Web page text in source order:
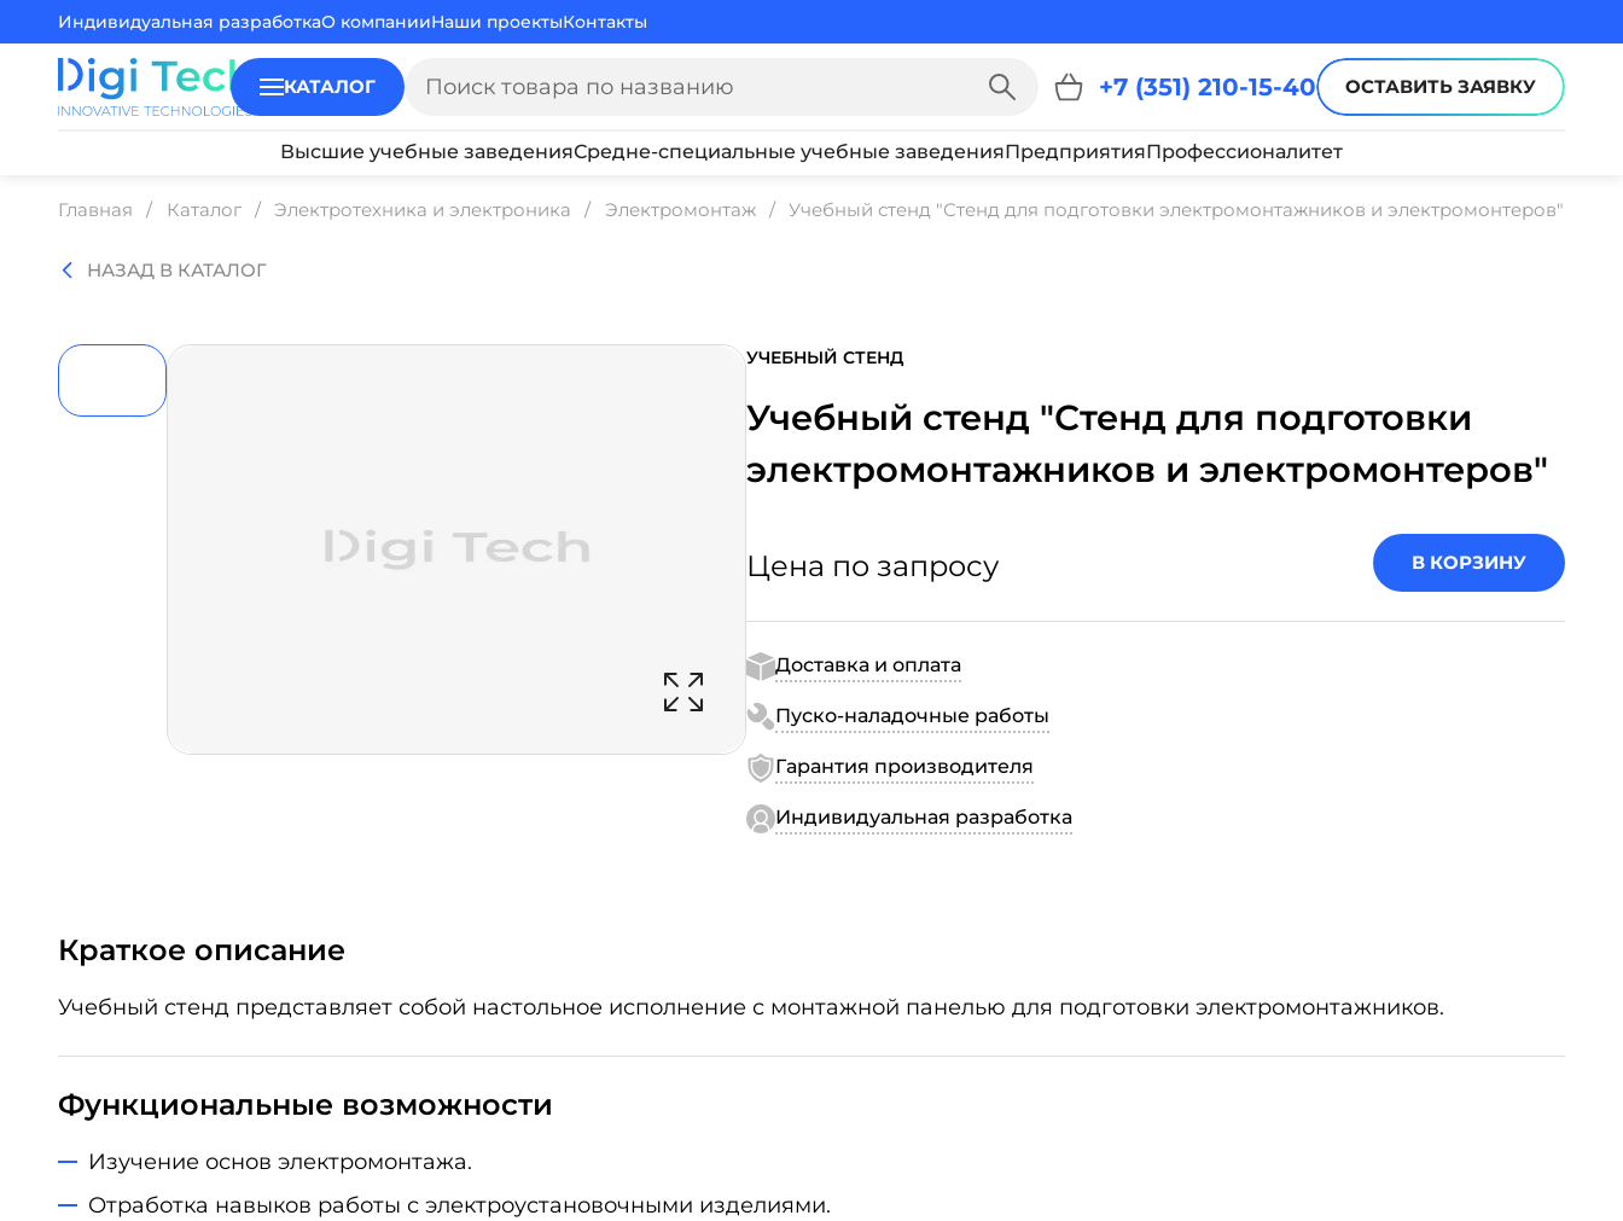
Индивидуальная разработкаО компанииНаши проектыКонтакты
КАТАЛОГ +7 (351) 210-15-40 ОСТАВИТЬ ЗАЯВКУ
Высшие учебные заведенияСредне-специальные учебные заведенияПредприятияПрофессионалитет
Главная Каталог Электротехника и электроника Электромонтаж Учебный стенд "Стенд для подготовки электромонтажников и электромонтеров"
НАЗАД В КАТАЛОГ
УЧЕБНЫЙ СТЕНД
Учебный стенд "Стенд для подготовки
электромонтажников и электромонтеров"
Цена по запросу В КОРЗИНУ
Доставка и оплата
Пуско-наладочные работы
Гарантия производителя
Индивидуальная разработка
Краткое описание
Учебный стенд представляет собой настольное исполнение с монтажной панелью для подготовки электромонтажников.
Функциональные возможности
Изучение основ электромонтажа.
Отработка навыков работы с электроустановочными изделиями.